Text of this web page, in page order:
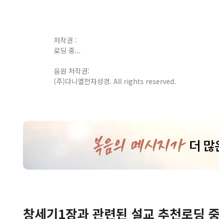
저작권 :
로딩 중...
음원 저작권:
(주)다니엘전자성경. All rights reserved.
창세기1장과 관련된 설교 추천로딩